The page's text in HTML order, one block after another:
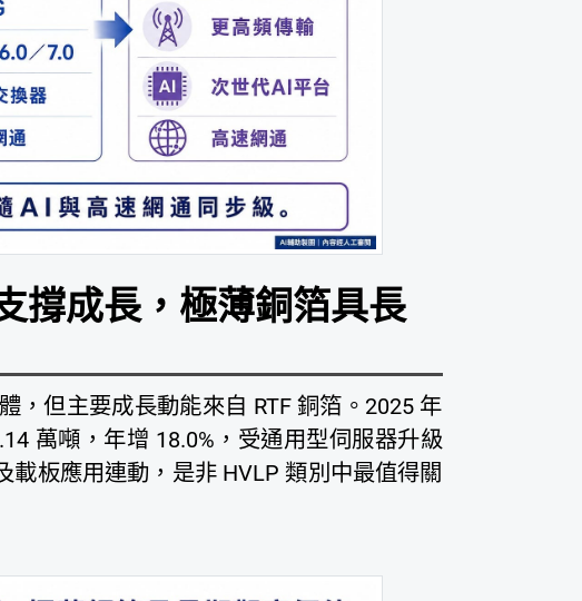
撐成長，極薄銅箔具長
，但主要成長動能來自 RTF 銅箔。2025 年
萬噸，年增 18.0%，受通用型伺服器升級
板應用連動，是非 HVLP 類別中最值得關